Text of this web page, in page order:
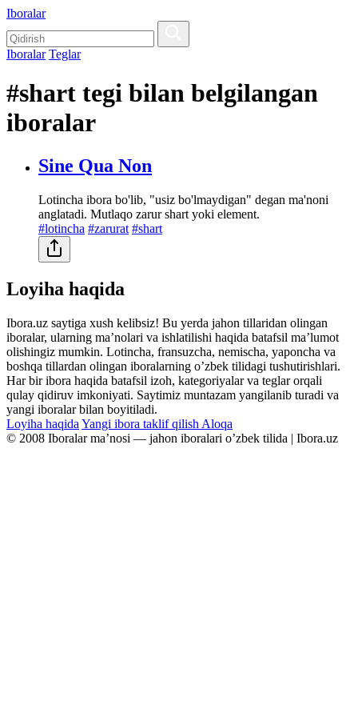
Iboralar
Iboralar Teglar
#shart tegi bilan belgilangan
iboralar
Sine Qua Non
Lotincha ibora bo'lib, "usiz bo'lmaydigan" degan ma'noni
anglatadi. Mutlaqo zarur shart yoki element.
#lotincha #zarurat #shart
Loyiha haqida
Ibora.uz saytiga xush kelibsiz! Bu yerda jahon tillaridan olingan
iboralar, ularning maʼnolari va ishlatilishi haqida batafsil maʼlumot
olishingiz mumkin. Lotincha, fransuzcha, nemischa, yaponcha va
boshqa tillardan olingan iboralarning oʼzbek tilidagi tushutirishlari.
Har bir ibora haqida batafsil izoh, kategoriyalar va teglar orqali
qulay qidiruv imkoniyati. Saytimiz muntazam yangilanib turadi va
yangi iboralar bilan boyitiladi.
Loyiha haqida Yangi ibora taklif qilish Aloqa
© 2008 Iboralar maʼnosi — jahon iboralari oʼzbek tilida | Ibora.uz